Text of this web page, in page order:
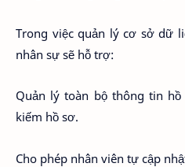
Trong việc quản lý cơ sở dữ
nhân sự sẽ hỗ trợ:
Quản lý toàn bộ thông tin
kiếm hồ sơ.
Cho phép nhân viên tự cập